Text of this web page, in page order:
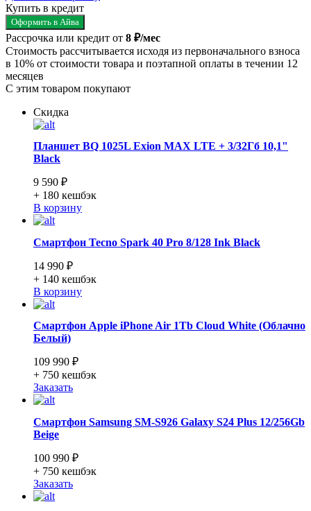
Купить в кредит
Оформить в Айва
Рассрочка или кредит от 8 ₽/мес
Стоимость рассчитывается исходя из первоначального взноса
в 10% от стоимости товара и поэтапной оплаты в течении 12
месяцев
С этим товаром покупают
Скидка
Планшет BQ 1025L Exion MAX LTE + 3/32Гб 10,1"
Black
9 590 ₽
+ 180 кешбэк
В корзину
Смартфон Tecno Spark 40 Pro 8/128 Ink Black
14 990 ₽
+ 140 кешбэк
В корзину
Смартфон Apple iPhone Air 1Tb Cloud White (Облачно
Белый)
109 990 ₽
+ 750 кешбэк
Заказать
Смартфон Samsung SM-S926 Galaxy S24 Plus 12/256Gb
Beige
100 990 ₽
+ 750 кешбэк
Заказать